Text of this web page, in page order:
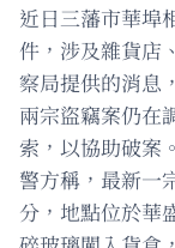
近日三藩市華埠
件，涉及雜貨店
察局提供的消息
兩宗盜竊案仍在
索，以協助破案。
警方稱，最新一
分，地點位於華